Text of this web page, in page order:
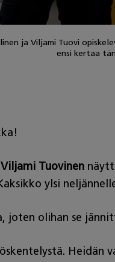
ja Viljami Tuovi
ensi kertaa
Viljami Tuovinen
ylsi
joten olihan se
Heidän